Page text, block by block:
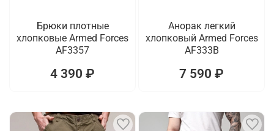
Брюки плотные
хлопковые Armed Forces
AF3357
4 390 ₽
Анорак легкий
хлопковый Armed Forces
AF333B
7 590 ₽